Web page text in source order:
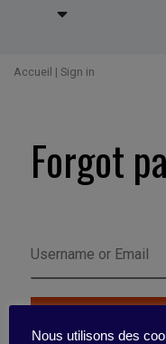
Accueil | Sign in
Forgot
Nous utilisons des